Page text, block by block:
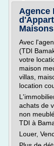
Agence
Avec
(TDI
votre
maison
villas,
location
achats de
non
TDI à
Louer,